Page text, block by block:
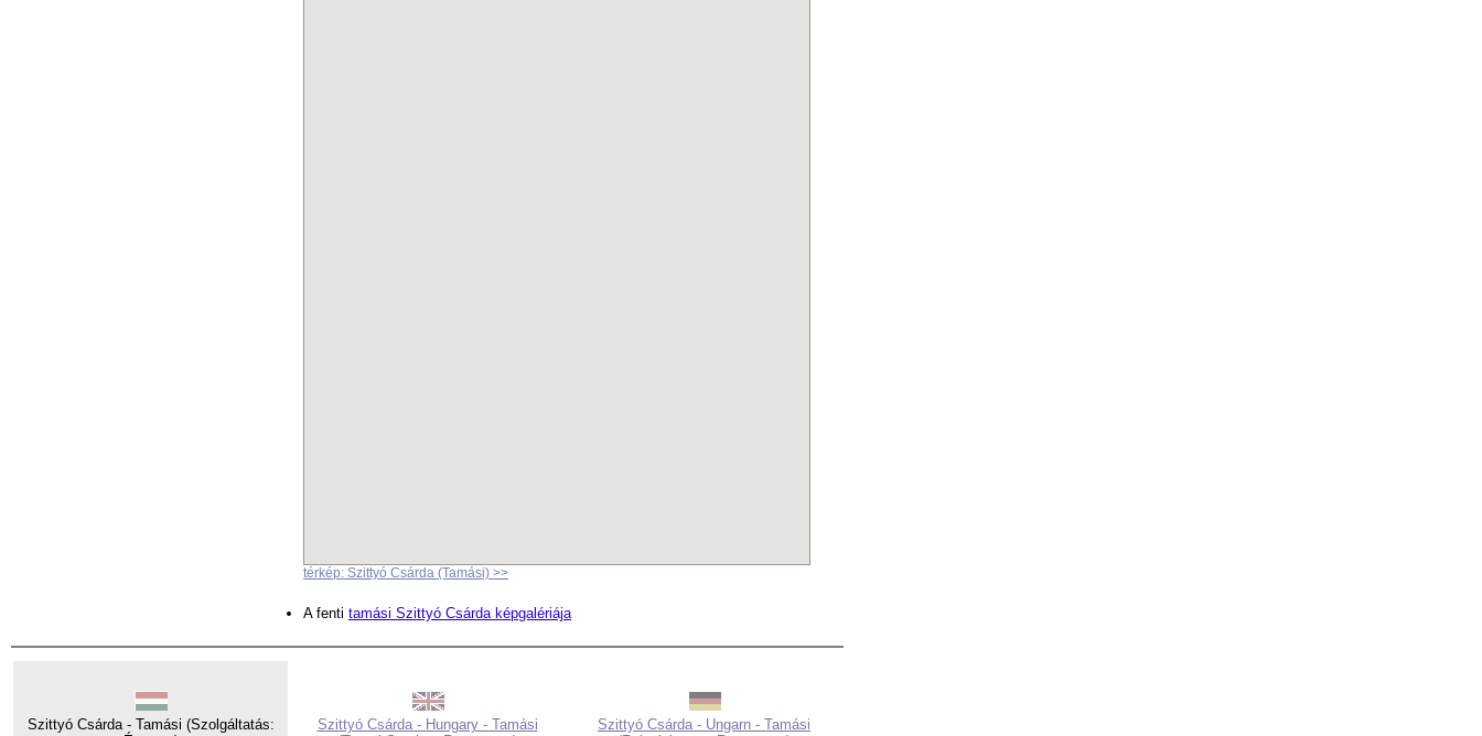
térkép: Szittyó Csárda (Tamási) >>
A fenti tamási Szittyó Csárda képgalériája
Szittyó Csárda - Tamási (Szolgáltatás:
Szittyó Csárda - Hungary - Tamási
Szittyó Csárda - Ungarn - Tamási